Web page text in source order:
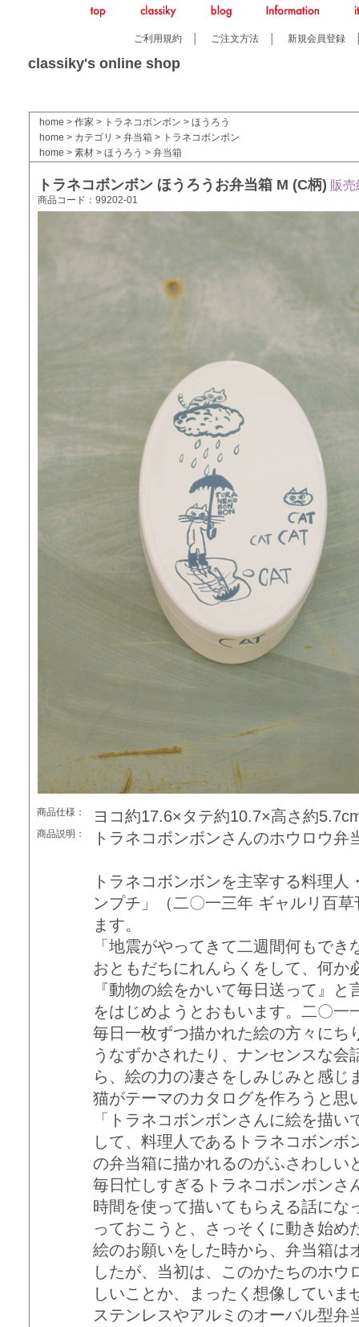
ご利用規約 ご注文方法 新規会員登録
classiky's online shop
home > 作家 > トラネコボンボン > ほうろう
home > カテゴリ > 弁当箱 > トラネコボンボン
home > 素材 > ほうろう > 弁当箱
トラネコボンボン ほうろうお弁当箱 M (C柄) 販売
商品コード：99202-01
商品仕様： ヨコ約17.6×タテ約10.7×高さ約
商品説明： トラネコボンボンさんのホウロウ弁
トラネコボンボンを主宰する料理
ンプチ」（二〇一三年 ギャルリ百
ます。
「地震がやってきて二週間何もで
おともだちにれんらくをして、何か
『動物の絵をかいて毎日送って』
をはじめようとおもいます。二〇一
毎日一枚ずつ描かれた絵の方々にち
うなずかされたり、ナンセンスな
ら、絵の力の凄さをしみじみと感じ
猫がテーマのカタログを作ろうと思
「トラネコボンボンさんに絵を描
して、料理人であるトラネコボン
の弁当箱に描かれるのがふさわしい
毎日忙しすぎるトラネコボンボンさ
時間を使って描いてもらえる話にな
っておこうと、さっそくに動き始め
絵のお願いをした時から、弁当箱は
したが、当初は、このかたちのホ
しいことか、まったく想像していま
ステンレスやアルミのオーバル型